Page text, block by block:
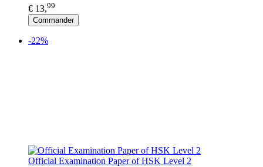
€ 13,99
Commander
-22%
Official Examination Paper of HSK Level 2